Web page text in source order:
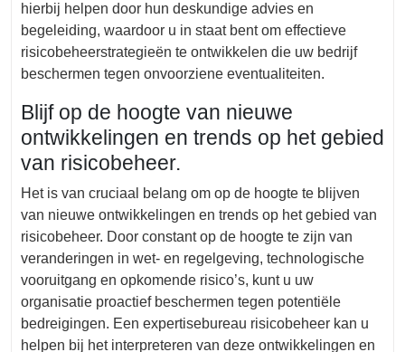
hierbij helpen door hun deskundige advies en
begeleiding, waardoor u in staat bent om effectieve
risicobeheerstrategieën te ontwikkelen die uw bedrijf
beschermen tegen onvoorziene eventualiteiten.
Blijf op de hoogte van nieuwe
ontwikkelingen en trends op het gebied
van risicobeheer.
Het is van cruciaal belang om op de hoogte te blijven
van nieuwe ontwikkelingen en trends op het gebied van
risicobeheer. Door constant op de hoogte te zijn van
veranderingen in wet- en regelgeving, technologische
vooruitgang en opkomende risico’s, kunt u uw
organisatie proactief beschermen tegen potentiële
bedreigingen. Een expertisebureau risicobeheer kan u
helpen bij het interpreteren van deze ontwikkelingen en